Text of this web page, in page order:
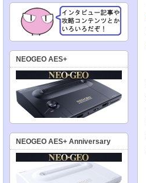
NEOGEO AES+
NEOGEO AES+ Anniversary